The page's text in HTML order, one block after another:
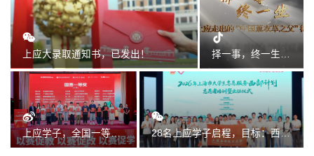
上应大录取通知书，已发出！
上应学子，全国一等奖！ 28名上应学子启程，目标：西部！